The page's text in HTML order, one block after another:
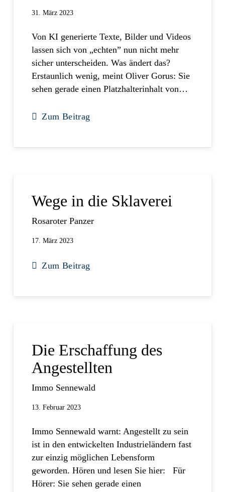
31. März 2023
Von KI generierte Texte, Bilder und Videos
lassen sich von „echten” nun nicht mehr
sicher unterscheiden. Was ändert das?
Erstaunlich wenig, meint Oliver Gorus: Sie
sehen gerade einen Platzhalterinhalt von…
Zum Beitrag
Wege in die Sklaverei
Rosaroter Panzer
17. März 2023
Zum Beitrag
Die Erschaffung des
Angestellten
Immo Sennewald
13. Februar 2023
Immo Sennewald warnt: Angestellt zu sein
ist in den entwickelten Industrieländern fast
zur einzig möglichen Lebensform
geworden. Hören und lesen Sie hier: Für
Hörer: Sie sehen gerade einen